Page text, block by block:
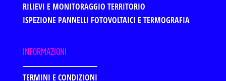
RILIEVI E MONITORAGGIO TERRITORIO
ISPEZIONE PANNELLI FOTOVOLTAICI E TERMOGRAFIA
INFORMAZIONI
TERMINI E CONDIZIONI